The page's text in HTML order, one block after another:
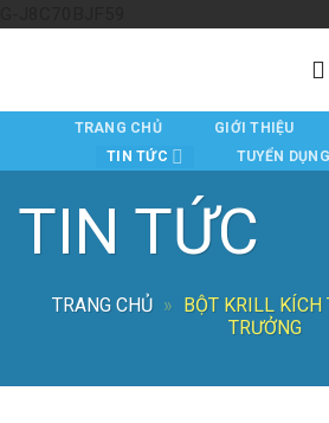
TRANG CHỦ GIỚI THIỆU
TIN TỨC
TUYỂN DỤNG
TIN TỨC
TRANG CHỦ » BỘT KRILL KÍCH
TRƯỞNG